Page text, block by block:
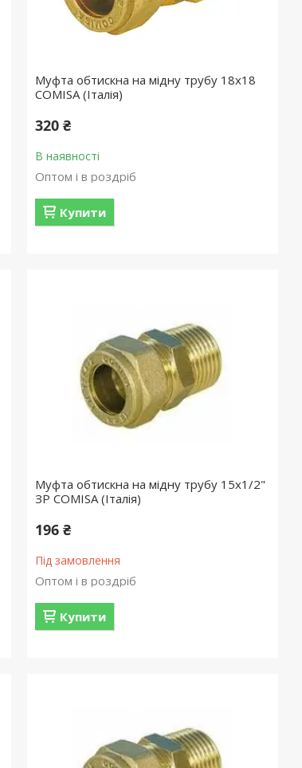
Муфта обтискна на мідну трубу 18х18
COMISA (Італія)
320 ₴
В наявності
Оптом і в роздріб
Купити
Муфта обтискна на мідну трубу 15х1/2"
ЗР COMISA (Італія)
196 ₴
Під замовлення
Оптом і в роздріб
Купити